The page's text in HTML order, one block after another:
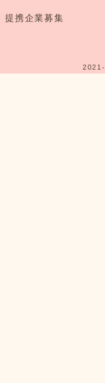
提携企業募集
2021-